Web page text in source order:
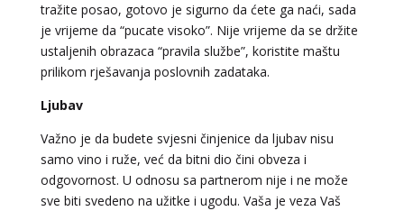
tražite posao, gotovo je sigurno da ćete ga naći, sada
je vrijeme da “pucate visoko”. Nije vrijeme da se držite
ustaljenih obrazaca “pravila službe”, koristite maštu
prilikom rješavanja poslovnih zadataka.
Ljubav
Važno je da budete svjesni činjenice da ljubav nisu
samo vino i ruže, već da bitni dio čini obveza i
odgovornost. U odnosu sa partnerom nije i ne može
sve biti svedeno na užitke i ugodu. Vaša je veza Vaš